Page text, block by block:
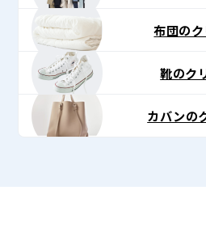
ト〉
布団の
靴のク
カバンの